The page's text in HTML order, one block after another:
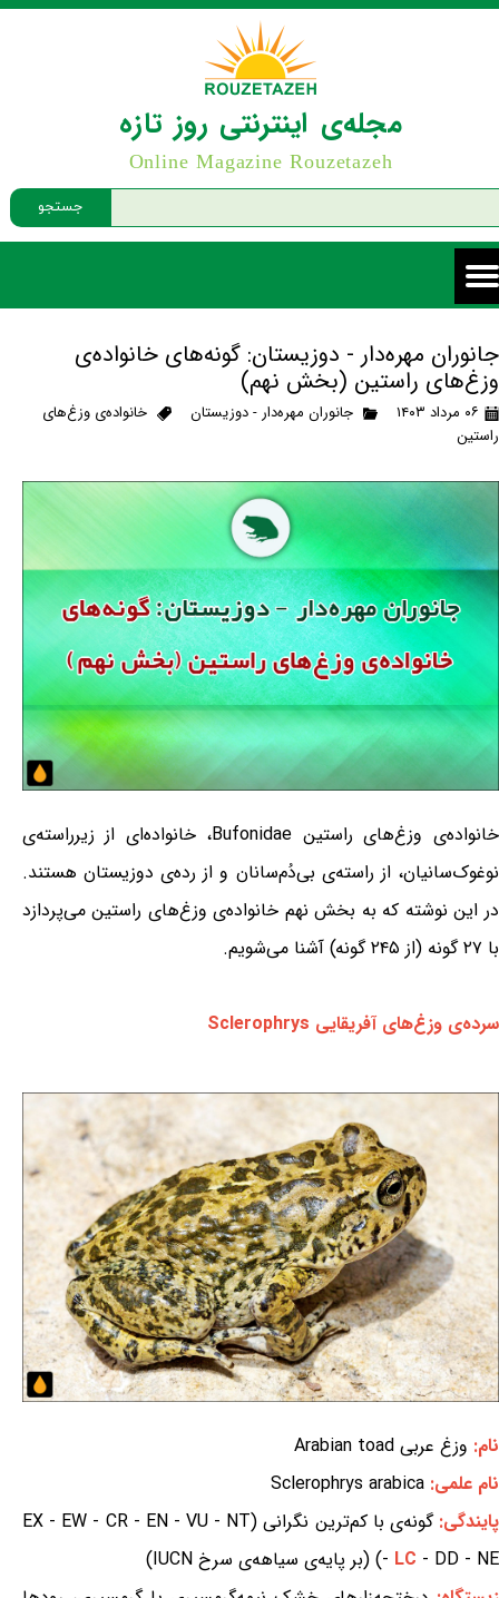
جستجو
مجله‌ی اینترنتی روز تازه
Online Magazine Rouzetazeh
جانوران مهره‌دار - دوزیستان: گونه‌های خانواده‌ی
وزغ‌های راستین (بخش نهم)
۰۶ مرداد ۱۴۰۳ جانوران مهره‌دار - دوزیستان
خانواده‌ی وزغ‌های
راستین
خانواده‌ی وزغ‌های راستین Bufonidae، خانواده‌ای از زیرراسته‌ی
نوغوک‌سانیان، از راسته‌ی بی‌دُم‌سانان و از رده‌ی دوزیستان هستند.
در این نوشته که به بخش نهم خانواده‌ی وزغ‌های راستین می‌پردازد
با ۲۷ گونه (از ۲۴۵ گونه) آشنا می‌شویم.
سرده‌ی وزغ‌های آفریقایی Sclerophrys
نام: وزغ عربی Arabian toad
نام علمی: Sclerophrys arabica
پایندگی:
گونه‌ی با کم‌ترین نگرانی (EX - EW - CR - EN - VU - NT
- LC - DD - NE) (بر پایه‌ی سیاهه‌ی سرخ IUCN)